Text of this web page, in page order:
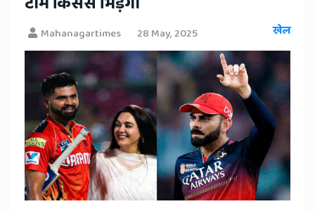
Samachar,
Jaipur
Rajasthan
News
Mahanagartimes 28 May, 2025 खेल